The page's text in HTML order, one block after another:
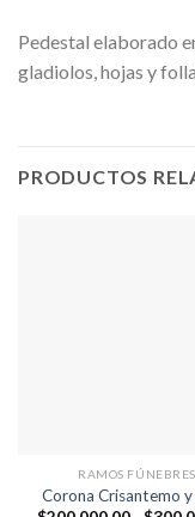
Pedestal elaborado
gladiolos, hojas y
PRODUCTOS
RAMOS FÚNEBRES
Corona Crisantemo y